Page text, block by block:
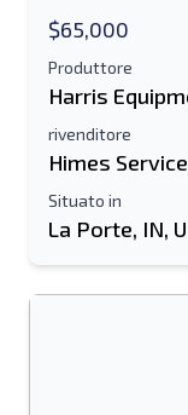
$65,000
Produttore
Harris
rivenditore
Himes
Situato in
La Porte, IN,